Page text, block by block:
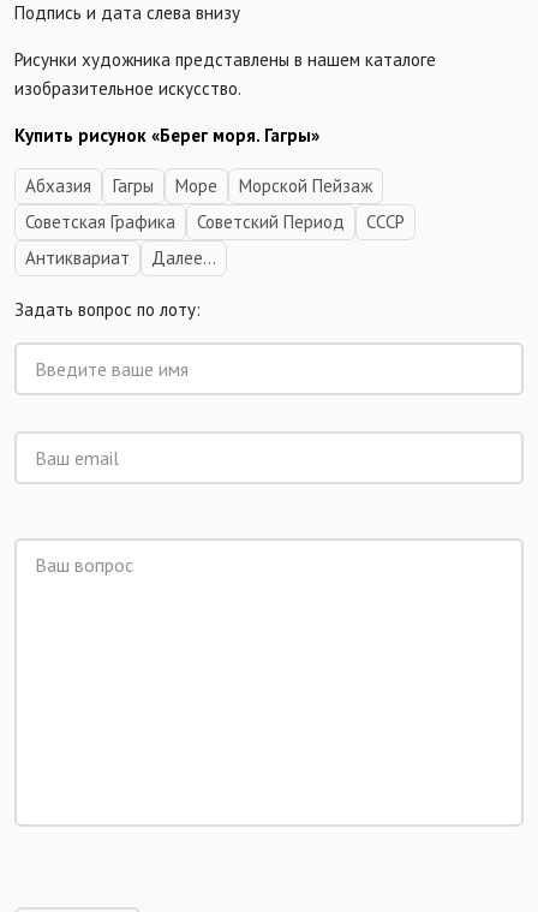
Подпись и дата слева внизу
Рисунки художника представлены в нашем каталоге
изобразительное искусство.
Купить рисунок «Берег моря. Гагры»
Абхазия Гагры Море
Морской Пейзаж
Советская Графика
Советский Период
СССР
Антиквариат
Далее...
Задать вопрос по лоту: